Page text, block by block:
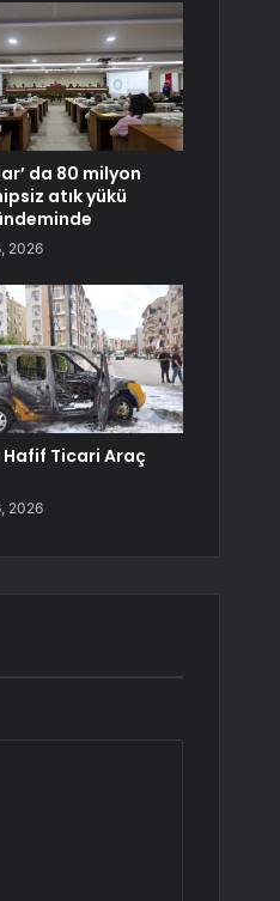
da 80 milyon
atık yükü
2026
Hafif Ticari Araç
2026